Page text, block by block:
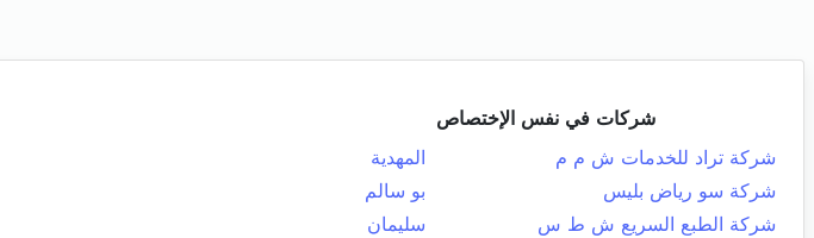
شركات في نفس الإختصاص
شركة تراد للخدمات ش م م
المهدية
شركة سو رياض بليس
بو سالم
شركة الطبع السريع ش ط س
سليمان